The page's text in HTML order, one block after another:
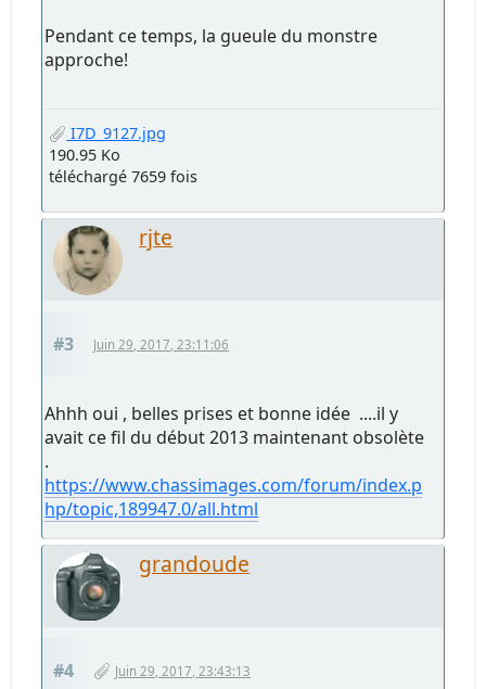
Pendant ce temps, la gueule du monstre
approche!
I7D_9127.jpg
190.95 Ko
téléchargé 7659 fois
rjte
#3 Juin 29, 2017, 23:11:06
Ahhh oui , belles prises et bonne idée ....il y
avait ce fil du début 2013 maintenant obsolète
.
https://www.chassimages.com/forum/index.p
hp/topic,189947.0/all.html
grandoude
#4 Juin 29, 2017, 23:43:13